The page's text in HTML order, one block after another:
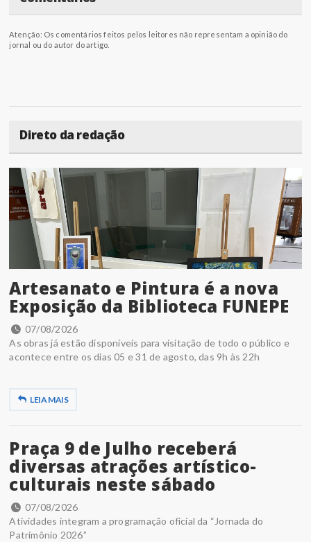
Atenção: Os comentários feitos pelos leitores não representam a opinião do
jornal ou do autor do artigo.
Direto da redação
Artesanato e Pintura é a nova
Exposição da Biblioteca FUNEPE
07/08/2026
As obras já estão disponíveis para visitação de todo o público e
acontece entre os dias 05 e 31 de agosto, das 9h às 22h
LEIA MAIS
Praça 9 de Julho receberá
diversas atrações artístico-
culturais neste sábado
07/08/2026
Atividades integram a programação oficial da “Jornada do
Patrimônio 2026”